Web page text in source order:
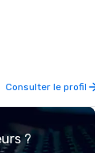
sourcing,
transportation, VIP
events, exclusive
Consulter le profil
?